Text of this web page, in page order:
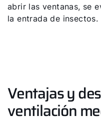
abrir las ventanas, se
la entrada de insectos.
Ventajas y
ventilación